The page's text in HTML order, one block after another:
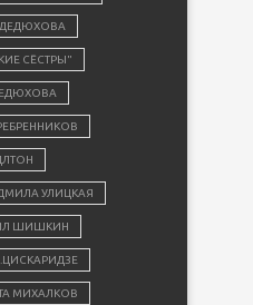
СЁСТРЫ"
УЛИЦКАЯ
ШИШКИН
МИХАЛКОВ